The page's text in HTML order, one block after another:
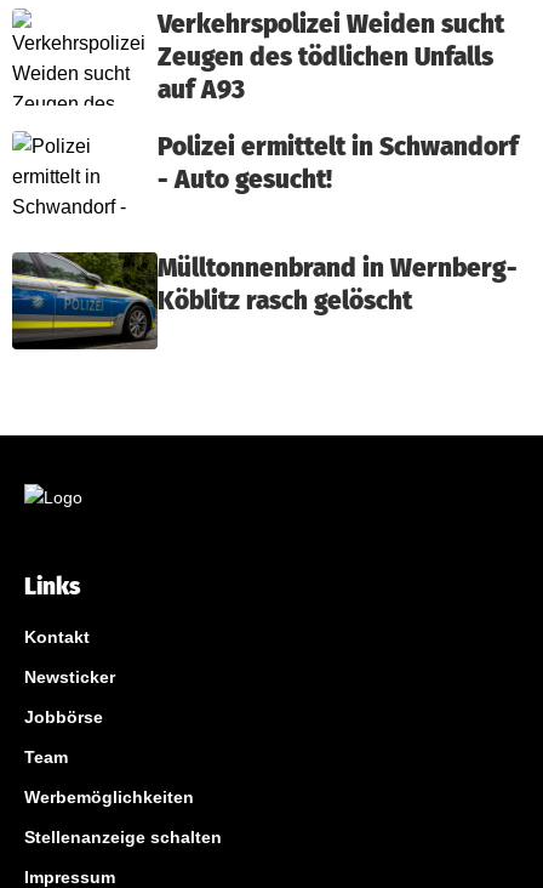
Verkehrspolizei Weiden sucht
Zeugen des tödlichen Unfalls
auf A93
Polizei ermittelt in Schwandorf
- Auto gesucht!
Mülltonnenbrand in Wernberg-
Köblitz rasch gelöscht
Links
Kontakt
Newsticker
Jobbörse
Team
Werbemöglichkeiten
Stellenanzeige schalten
Impressum